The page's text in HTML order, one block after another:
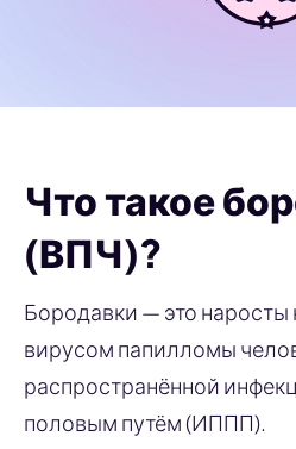
Что такое
(ВПЧ)?
Бородавки — это
вирусом папилломы
распространённой
половым путём (ИППП).